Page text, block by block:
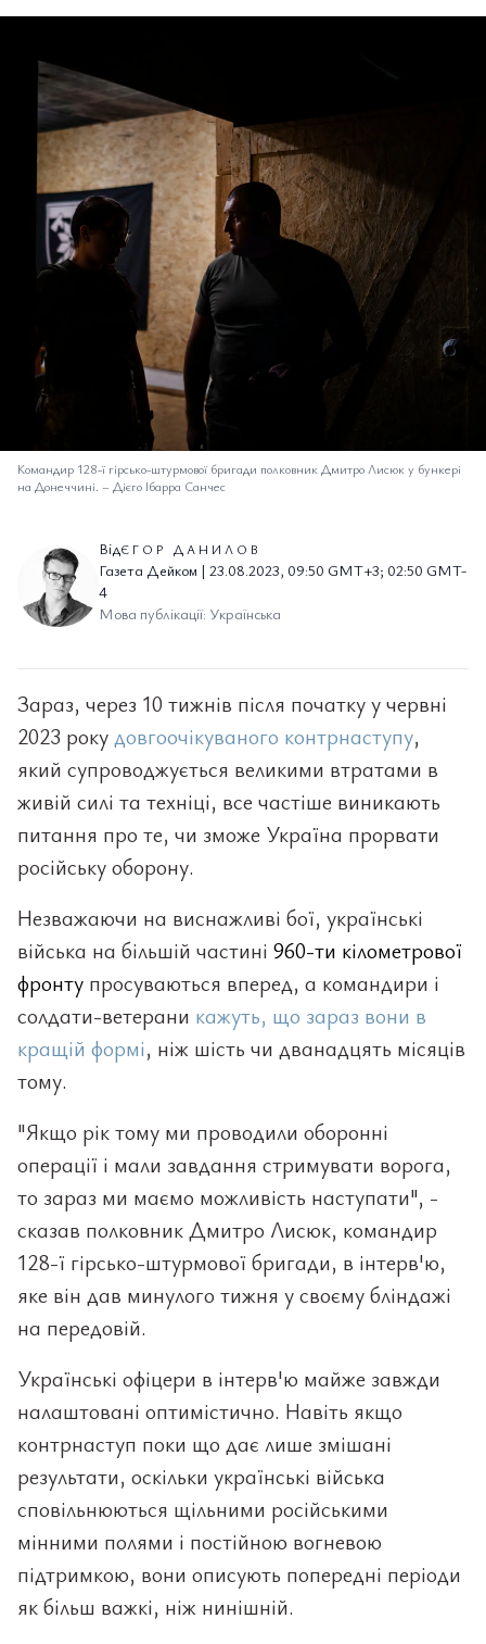
Командир 128-ї гірсько-штурмової бригади полковник Дмитро Лисюк у бункері
на Донеччині. – Дієго Ібарра Санчес
ВідЄГОР ДАНИЛОВ
Газета Дейком | 23.08.2023, 09:50 GMT+3; 02:50 GMT-
4
Мова публікації: Українська
Зараз, через 10 тижнів після початку у червні
2023 рокудовгоочікуваного контрнаступу,
який супроводжується великими втратами в
живій силі та техніці, все частіше виникають
питання про те, чи зможе Україна прорвати
російську оборону.
Незважаючи на виснажливі бої, українські
війська на більшій частині 960-ти кілометрової
фронту просуваються вперед, а командири і
солдати-ветерани кажуть, що зараз вони в
кращій формі, ніж шість чи дванадцять місяців
тому.
"Якщо рік тому ми проводили оборонні
операції і мали завдання стримувати ворога,
то зараз ми маємо можливість наступати", -
сказав полковник Дмитро Лисюк, командир
128-ї гірсько-штурмової бригади, в інтерв'ю,
яке він дав минулого тижня у своєму бліндажі
на передовій.
Українські офіцери в інтерв'ю майже завжди
налаштовані оптимістично. Навіть якщо
контрнаступ поки що дає лише змішані
результати, оскільки українські війська
сповільнюються щільними російськими
мінними полями і постійною вогневою
підтримкою, вони описують попередні періоди
як більш важкі, ніж нинішній.